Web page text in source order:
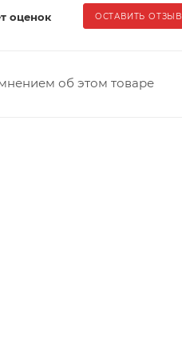
оценок ОСТАВИТЬ ОТЗЫВ
об этом товаре